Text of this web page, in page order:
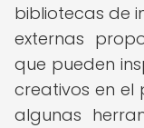
bibliotecas de
externas
que pueden
creativos en el
algunas